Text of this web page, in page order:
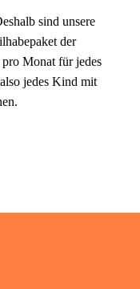
sind unsere
der
Monat für jedes
jedes Kind mit